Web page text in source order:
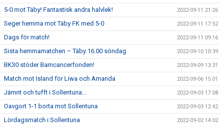
5-0 mot Täby! Fantastisk andra halvlek! 2022-09-11 21:26
Seger hemma mot Täby FK med 5-0 2022-09-11 17:52
Dags för match! 2022-09-11 09:16
Sista hemmamatchen – Täby 16.00 söndag 2022-09-10 10:39
BK30 stöder Barncancerfonden! 2022-09-09 13:31
Match mot Island för Liwa och Amanda 2022-09-06 15:01
Jämnt och tufft i Sollentuna... 2022-09-03 17:08
Oavgort 1-1 borta mot Sollentuna 2022-09-03 12:42
Lördagsmatch i Sollentuna 2022-09-02 14:02